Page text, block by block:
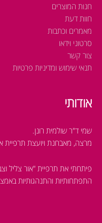
חנות המוצרים
חוות דעת
מאמרים וכתבות
סרטוני וידאו
צור קשר
תנאי שימוש ומדיניות פרטיות
אודותי
שמי ד"ר שולמית רונן.
מרצה, מאבחנת ויועצת תרפיית
פיתחתי את תרפיית "אור צליל
התפתחותיות והתנהגותיות